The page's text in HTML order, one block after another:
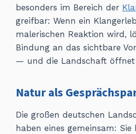
besonders im Bereich der
greifbar: Wenn ein
malerischen Reaktion wird,
Bindung an das sichtbare
— und die Landschaft öffnet
Natur als
Die großen deutschen
haben eines gemeinsam: